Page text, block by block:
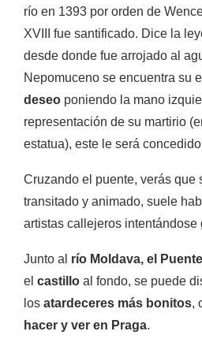
río en 1393 por orden de
XVIII fue santificado. Dice la
desde donde fue arrojado al
Nepomuceno se encuentra su
deseo poniendo la mano
representación de su martirio
estatua), este le será
Cruzando el puente, verás que
transitado y animado, suele
artistas callejeros intentándose
Junto al río Moldava, el
el castillo al fondo, se puede
los atardeceres más bonitos,
hacer y ver en Praga.